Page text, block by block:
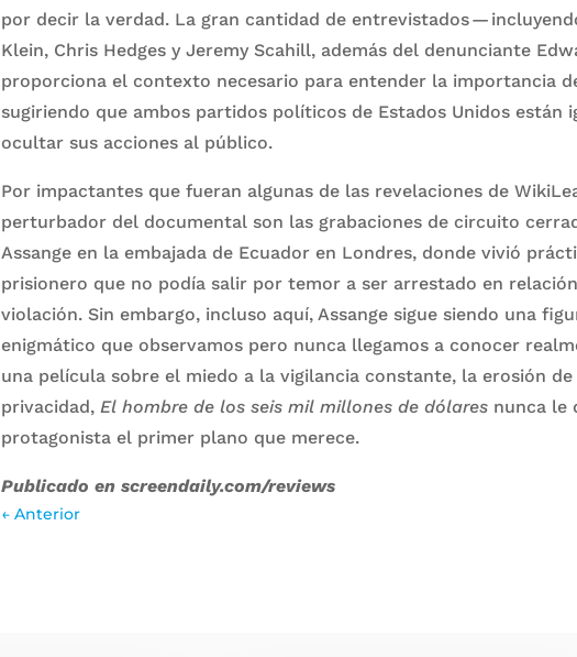
por decir la verdad. La gran cantidad de entrevistados —
Klein, Chris Hedges y Jeremy Scahill, además del denunciante
proporciona el contexto necesario para entender la importancia
sugiriendo que ambos partidos políticos de Estados Unidos están
ocultar sus acciones al público.
Por impactantes que fueran algunas de las revelaciones de
perturbador del documental son las grabaciones de circuito
Assange en la embajada de Ecuador en Londres, donde vivió
prisionero que no podía salir por temor a ser arrestado en
violación. Sin embargo, incluso aquí, Assange sigue siendo una
enigmático que observamos pero nunca llegamos a conocer
una película sobre el miedo a la vigilancia constante, la erosión
privacidad, El hombre de los seis mil millones de dólaresnunca le
protagonista el primer plano que merece.
Publicado en screendaily.com/reviews
← Anterior